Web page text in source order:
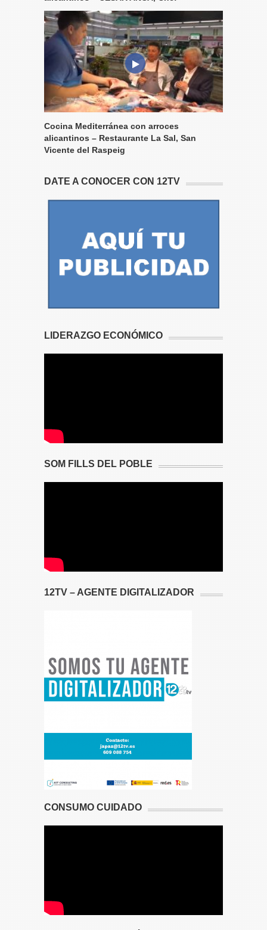
Cocina Mediterránea con arroces
alicantinos – Restaurante La Sal, San
Vicente del Raspeig
DATE A CONOCER CON 12TV
LIDERAZGO ECONÓMICO
SOM FILLS DEL POBLE
12TV – AGENTE DIGITALIZADOR
CONSUMO CUIDADO